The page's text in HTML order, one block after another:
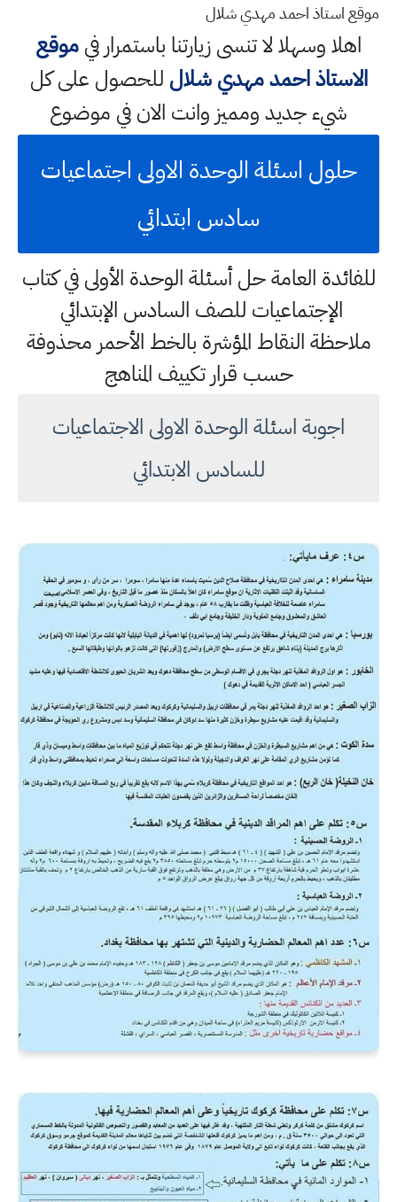
موقع استاذ احمد مهدي شلال
اهلا وسهلالا تنسى زيارتنا باستمرار فيموقع
الاستاذ احمد مهدي شلال للحصول على كل
شيء جديد ومميز وانت الان في موضوع
حلول اسئلة الوحدة الاولى اجتماعيات
سادس ابتدائي
للفائدة العامة حل أسئلة الوحدة الأولى في كتاب
الإجتماعيات للصف السادس الإبتدائي
ملاحظة النقاط المؤشرة بالخط الأحمر محذوفة
حسب قرار تكييف المناهج
اجوبة اسئلة الوحدة الاولى الاجتماعيات
للسادس الابتدائي